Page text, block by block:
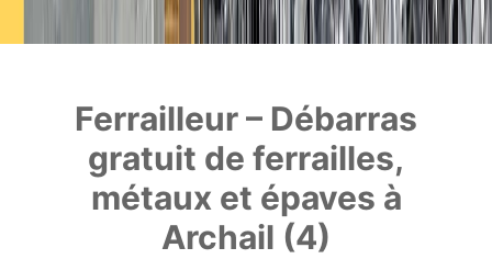
Ferrailleur – Débarras
gratuit de ferrailles,
métaux et épaves à
Archail (4)